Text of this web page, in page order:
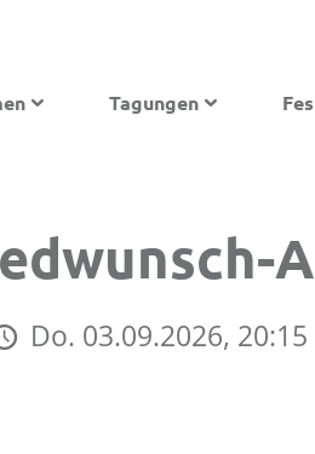
Tagungen
Do. 03.09.2026, 20:15